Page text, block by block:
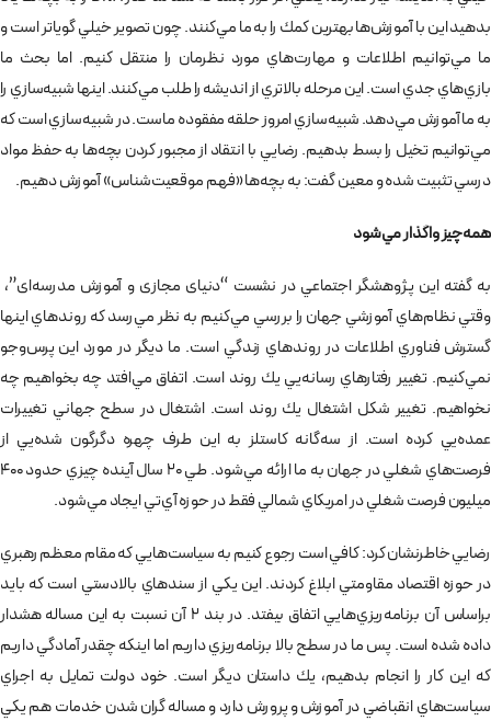
بدهيد اين با آموزش‌ها بهترين كمك را به ما مي‌كنند. چون تصوير خيلي گويا‌تر است و
ما مي‌توانيم اطلاعات و مهارت‌هاي مورد نظرمان را منتقل كنيم. اما بحث ما
بازي‌هاي جدي است. اين مرحله بالاتري از انديشه را طلب مي‌كنند. اينها شبيه‌سازي را
به ما آموزش مي‌دهد. شبيه‌سازي امروز حلقه مفقوده ماست. در شبيه‌سازي است كه
مي‌توانيم تخيل را بسط بدهيم. رضايي با انتقاد از مجبور كردن بچه‌ها به حفظ مواد
درسي تثبيت شده و معين گفت: به بچه‌ها «فهم ‌موقعيت‌شناس» آموزش دهيم.
همه‌چيز واگذار مي‌شود
به گفته اين پژوهشگر اجتماعي در نشست “دنیای مجازی و آموزش مدرسه‌ای”،
وقتي نظام‌هاي آموزشي جهان را بررسي مي‌كنيم به نظر مي‌رسد كه روندهاي اينها
گسترش فناوري اطلاعات در روندهاي زندگي است. ما ديگر در مورد اين پرس‌وجو
نمي‌كنيم. تغيير رفتارهاي رسانه‌يي يك روند است. اتفاق مي‌افتد چه بخواهيم چه
نخواهيم. تغيير شكل اشتغال يك روند است. اشتغال در سطح جهاني تغييرات
عمده‌يي كرده است. از سه‌گانه كاستلز به اين طرف چهره دگرگون شده‌يي از
فرصت‌هاي شغلي در جهان به ما ارائه مي‌شود. طي 20 سال آينده چيزي حدود 400
ميليون فرصت شغلي در امريكاي شمالي فقط در حوزه‌ آي‌تي ايجاد مي‌شود.
رضايي خاطرنشان كرد: كافي است رجوع كنيم به سياست‌هايي كه مقام معظم رهبري
در حوزه اقتصاد مقاومتي ابلاغ كردند. اين يكي از سندهاي بالادستي است كه بايد
براساس آن برنامه‌ريزي‌هايي اتفاق بيفتد. در بند 2 آن نسبت به اين مساله هشدار
داده شده است. پس ما در سطح بالا برنامه‌ريزي داريم اما اينكه چقدر آمادگي داريم
كه اين كار را انجام بدهيم، يك داستان ديگر است. خود دولت تمايل به اجراي
سياست‌هاي انقباضي در آموزش و پرورش دارد و مساله گران شدن خدمات هم يكي